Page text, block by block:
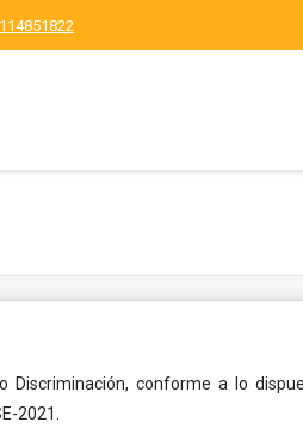
Discriminación, conforme a lo
2021.